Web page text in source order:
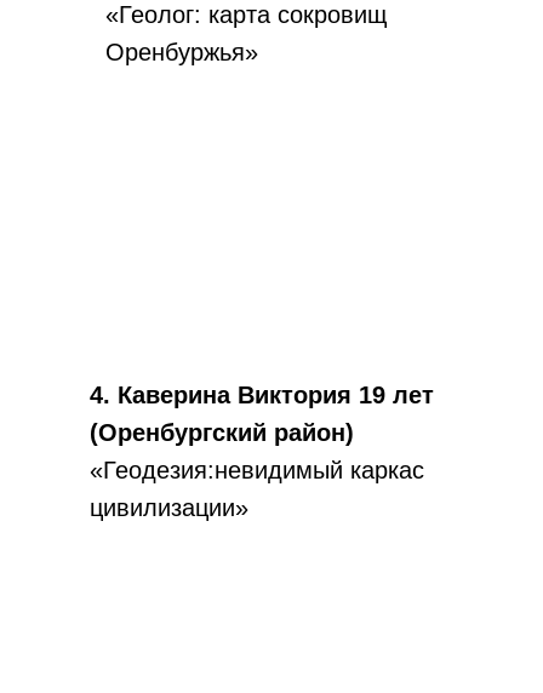
«Геолог: карта сокровищ
Оренбуржья»
4. Каверина Виктория 19 лет
(Оренбургский район)
«Геодезия:невидимый каркас
цивилизации»